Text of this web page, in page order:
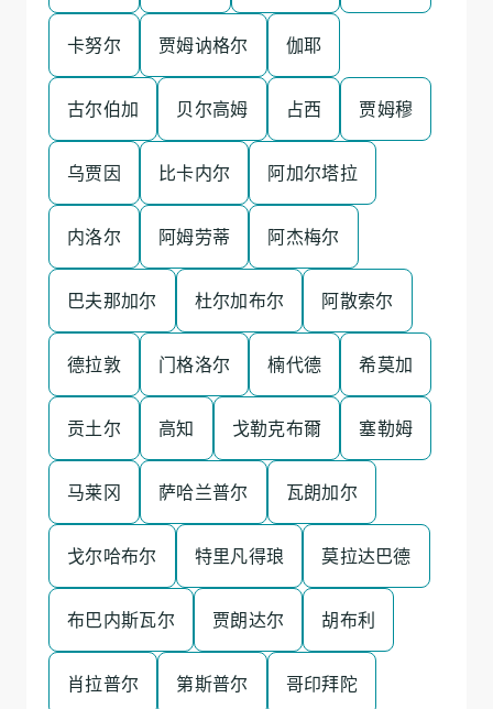
卡努尔 贾姆讷格尔 伽耶
古尔伯加 贝尔高姆 占西 贾姆穆
乌贾因 比卡内尔 阿加尔塔拉
内洛尔 阿姆劳蒂 阿杰梅尔
巴夫那加尔 杜尔加布尔 阿散索尔
德拉敦 门格洛尔 楠代德 希莫加
贡土尔 高知 戈勒克布爾 塞勒姆
马莱冈 萨哈兰普尔 瓦朗加尔
戈尔哈布尔 特里凡得琅 莫拉达巴德
布巴内斯瓦尔 贾朗达尔 胡布利
肖拉普尔 第斯普尔 哥印拜陀